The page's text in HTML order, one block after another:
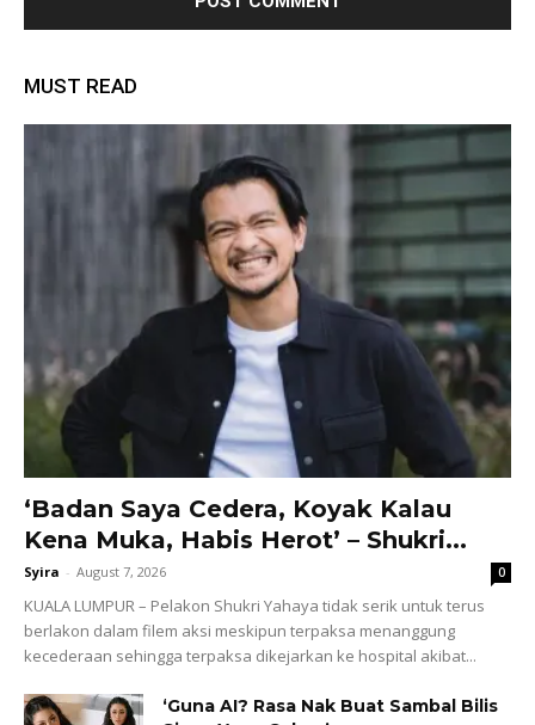
MUST READ
‘Badan Saya Cedera, Koyak Kalau
Kena Muka, Habis Herot’ – Shukri...
Syira - August 7, 2026 0
KUALA LUMPUR – Pelakon Shukri Yahaya tidak serik untuk terus
berlakon dalam filem aksi meskipun terpaksa menanggung
kecederaan sehingga terpaksa dikejarkan ke hospital akibat...
‘Guna AI? Rasa Nak Buat Sambal Bilis